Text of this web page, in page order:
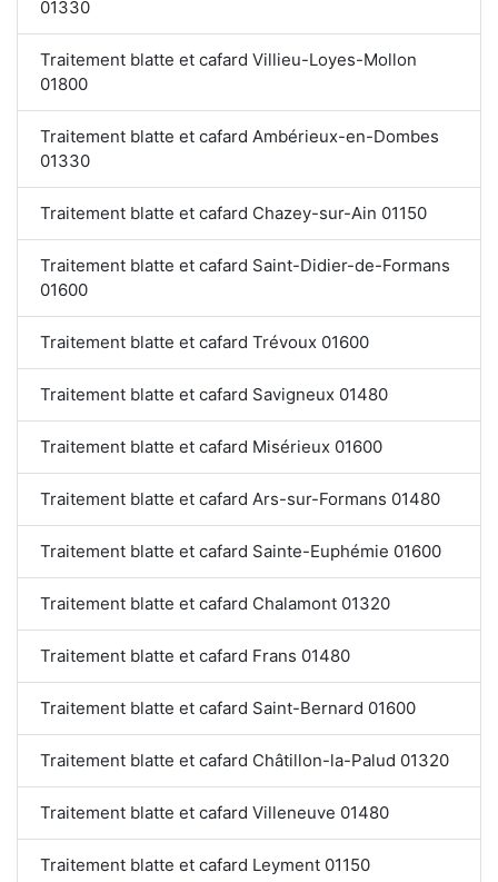
01330
Traitement blatte et cafard Villieu-Loyes-Mollon
01800
Traitement blatte et cafard Ambérieux-en-Dombes
01330
Traitement blatte et cafard Chazey-sur-Ain 01150
Traitement blatte et cafard Saint-Didier-de-Formans
01600
Traitement blatte et cafard Trévoux 01600
Traitement blatte et cafard Savigneux 01480
Traitement blatte et cafard Misérieux 01600
Traitement blatte et cafard Ars-sur-Formans 01480
Traitement blatte et cafard Sainte-Euphémie 01600
Traitement blatte et cafard Chalamont 01320
Traitement blatte et cafard Frans 01480
Traitement blatte et cafard Saint-Bernard 01600
Traitement blatte et cafard Châtillon-la-Palud 01320
Traitement blatte et cafard Villeneuve 01480
Traitement blatte et cafard Leyment 01150